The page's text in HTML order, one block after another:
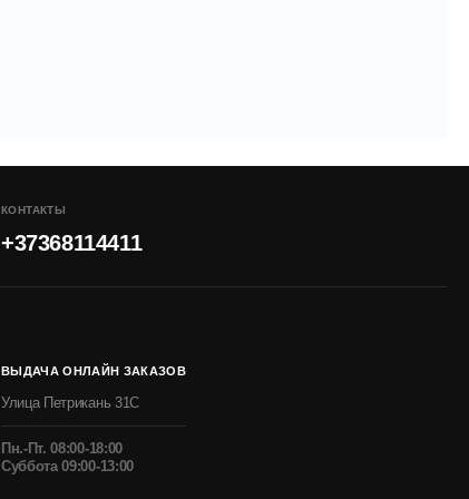
КОНТАКТЫ
+37368114411
ВЫДАЧА ОНЛАЙН ЗАКАЗОВ
Улица Петрикань 31С
Пн.-Пт. 08:00-18:00
Суббота 09:00-13:00